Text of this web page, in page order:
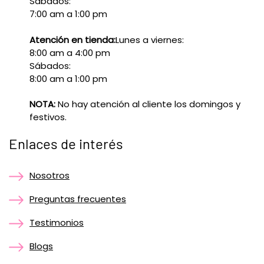
7:00 am a 1:00 pm
Atención en tienda:Lunes a viernes:
8:00 am a 4:00 pm
Sábados:
8:00 am a 1:00 pm
NOTA:No hay atención al cliente los domingos y
festivos.
Enlaces de interés
Nosotros
Preguntas frecuentes
Testimonios
Blogs